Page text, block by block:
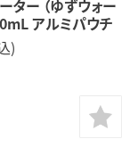
ター （ゆずウォー
アルミパウチ
)